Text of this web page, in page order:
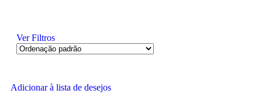
Ver Filtros
Adicionar à lista de desejos